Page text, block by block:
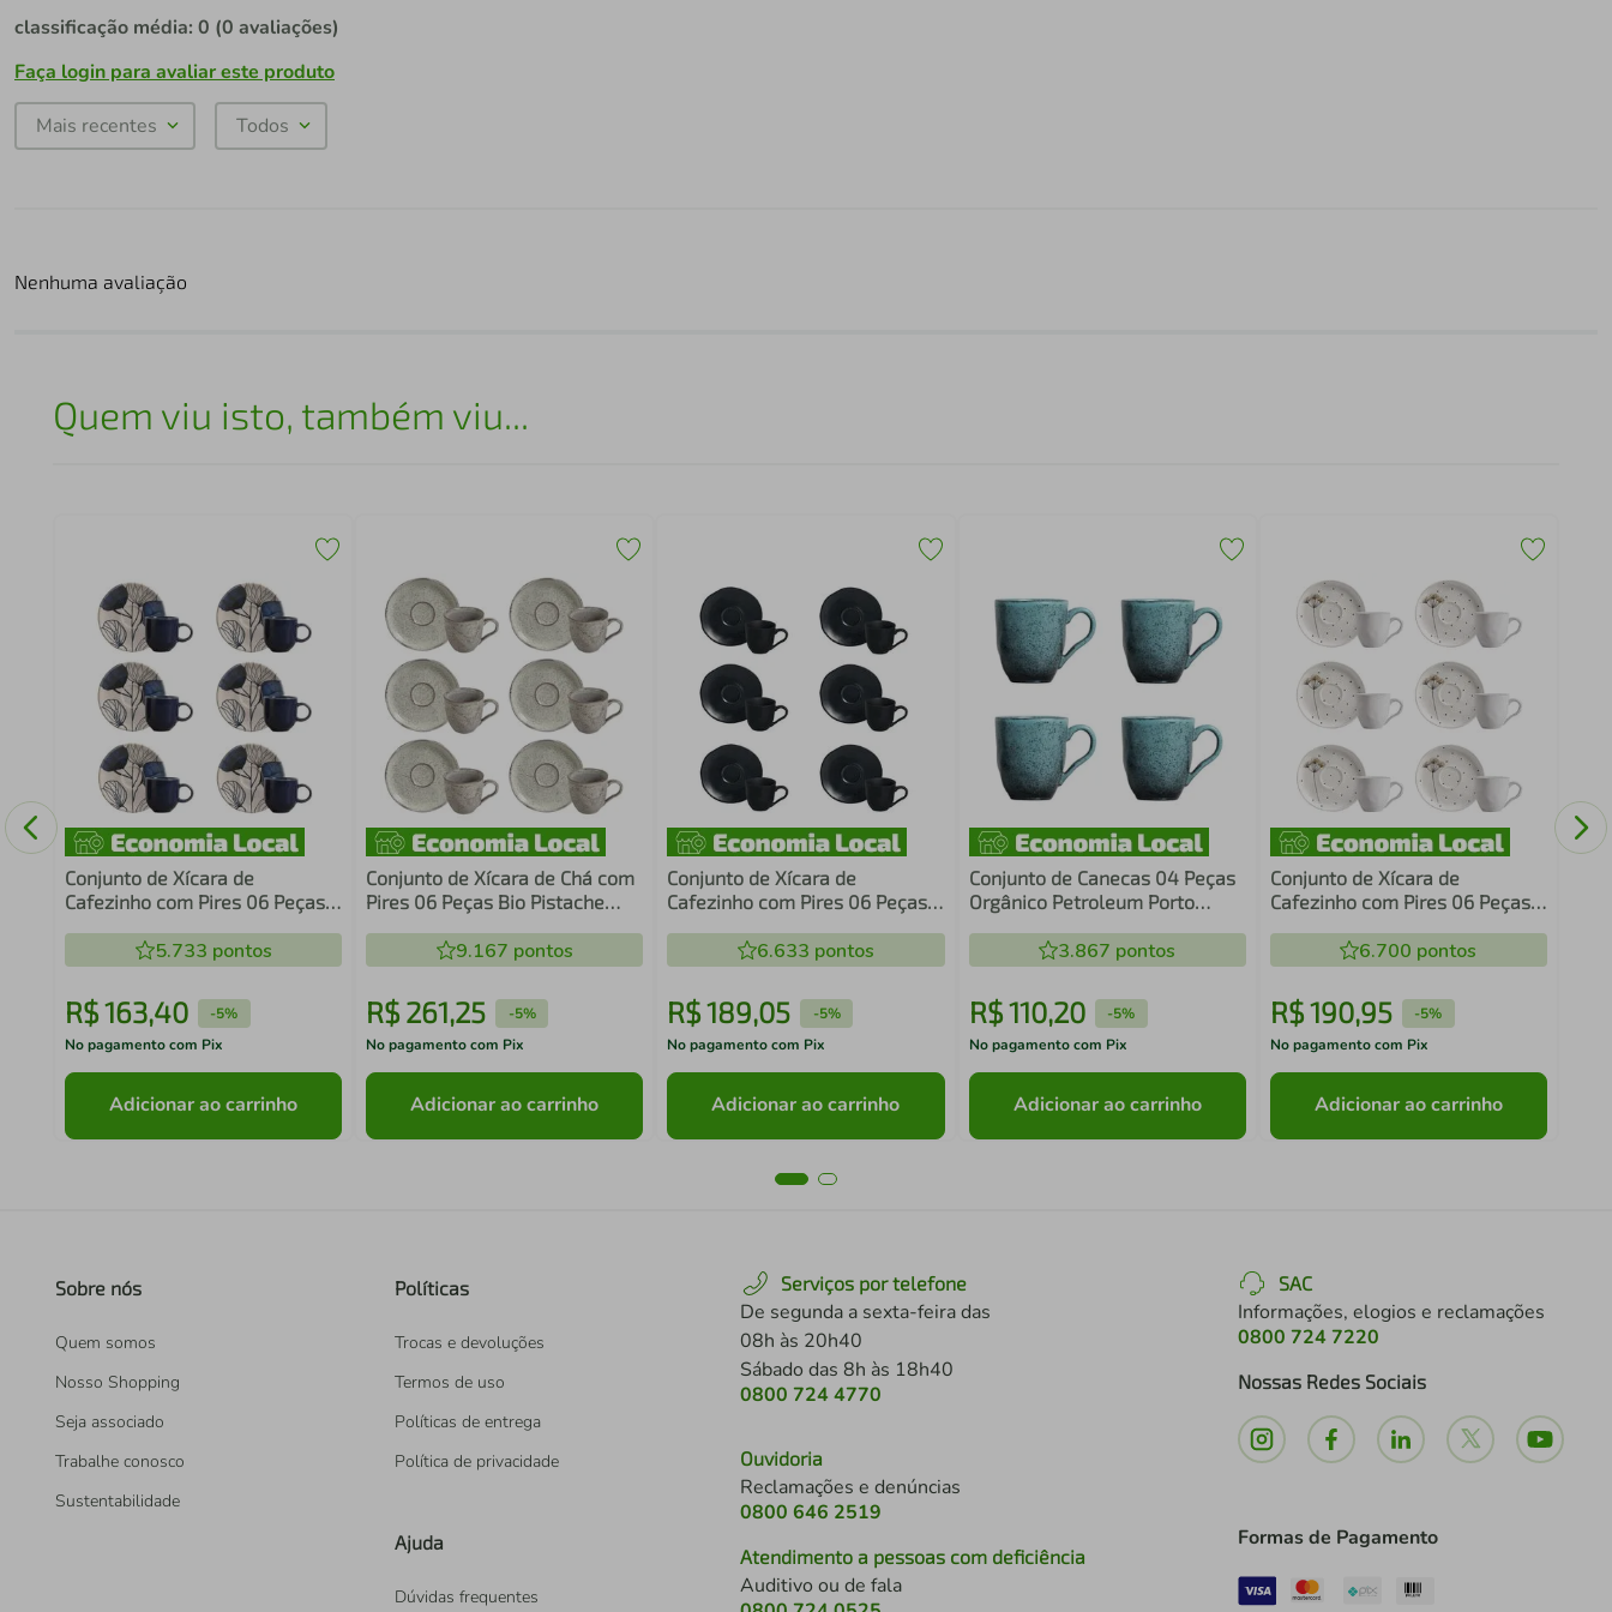
classificação média: 0 (0 avaliações)
Faça login para avaliar este produto
Mais recentes Todos
Nenhuma avaliação
Quem viu isto, também viu...
Conjunto de Xícara de
Cafezinho com Pires 06 Peças
5.733 pontos
R$163,40 -5%
No pagamento com Pix
Adicionar ao carrinho
Conjunto de Xícara de Chá com
Pires 06 Peças Bio Pistache
9.167 pontos
R$ 261,25 -5%
No pagamento com Pix
Adicionar ao carrinho
Conjunto de Xícara de
Cafezinho com Pires 06 Peças
6.633 pontos
R$189,05 -5%
No pagamento com Pix
Adicionar ao carrinho
Conjunto de Canecas 04 Peças
Orgânico Petroleum Porto
3.867 pontos
R$110,20 -5%
No pagamento com Pix
Adicionar ao carrinho
Conjunto de Xícara de
Cafezinho com Pires 06 Peças
6.700 pontos
R$190,95 -5%
No pagamento com Pix
Adicionar ao carrinho
Sobre nós
Quem somos
Nosso Shopping
Seja associado
Trabalhe conosco
Sustentabilidade
Políticas
Trocas e devoluções
Termos de uso
Políticas de entrega
Política de privacidade
Ajuda
Dúvidas frequentes
Serviços por telefone
De segunda a sexta-feira das
08h às 20h40
Sábado das 8h às 18h40
0800 724 4770
Ouvidoria
Reclamações e denúncias
0800 646 2519
Atendimento a pessoas com deficiência
Auditivo ou de fala
SAC
Informações, elogios e reclamações
0800 724 7220
Nossas Redes Sociais
Formas de Pagamento